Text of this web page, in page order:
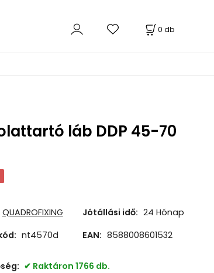
0 db
láb DDP 45-70
QUADROFIXING Jótállási idő: 24 Hónap
nt4570d EAN: 8588008601532
Raktáron 1766 db.